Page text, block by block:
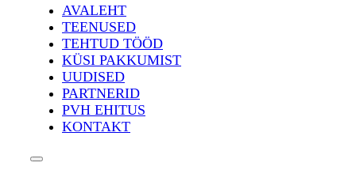
AVALEHT
TEENUSED
TEHTUD TÖÖD
KÜSI PAKKUMIST
UUDISED
PARTNERID
PVH EHITUS
KONTAKT